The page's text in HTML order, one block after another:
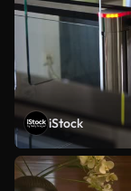
iStock